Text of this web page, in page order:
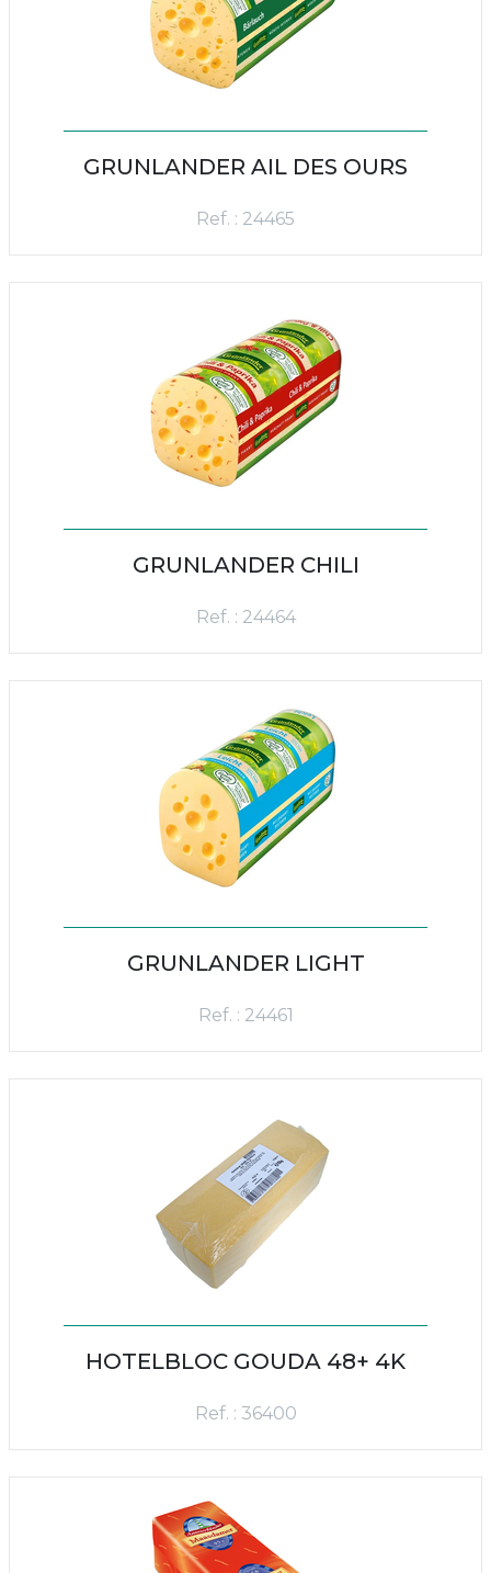
GRUNLANDER AIL DES OURS
Ref. : 24465
GRUNLANDER CHILI
Ref. : 24464
GRUNLANDER LIGHT
Ref. : 24461
HOTELBLOC GOUDA 48+ 4K
Ref. : 36400